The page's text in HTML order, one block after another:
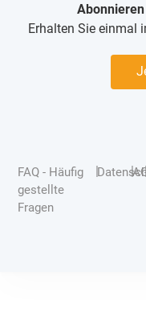
Erhalten Sie einmal
FAQ - Häufig
gestellte
Fragen
| |